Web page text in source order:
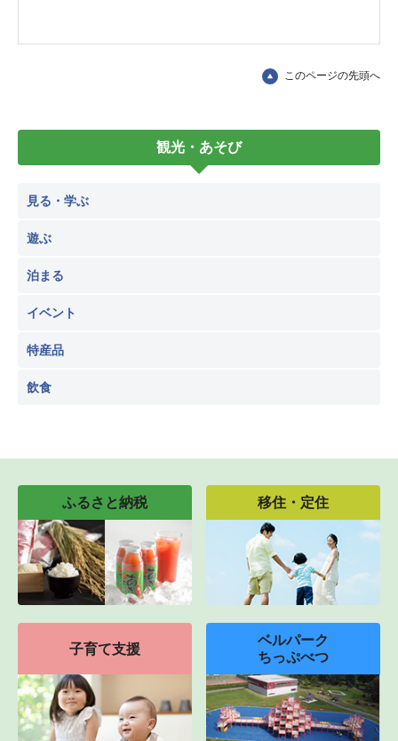
このページの先頭へ
観光・あそび
見る・学ぶ
遊ぶ
泊まる
イベント
特産品
飲食
ふるさと納税 移住・定住
子育て支援
ベルパーク
ちっぷべつ